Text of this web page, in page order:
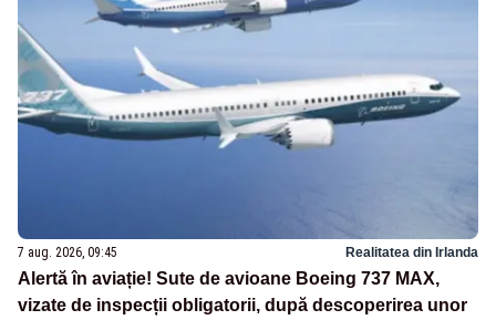
7 aug. 2026, 09:45 Realitatea din Irlanda
Alertă în aviație! Sute de avioane Boeing 737 MAX,
vizate de inspecții obligatorii, după descoperirea unor